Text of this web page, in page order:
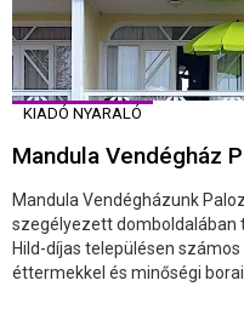
KIADÓ NYARALÓ
Mandula Vendégház
Mandula Vendégházunk
szegélyezett domboldalában
Hild-díjas településen
éttermekkel és minőségi